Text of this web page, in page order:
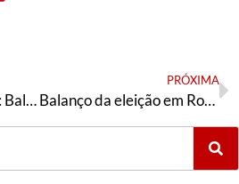
Podcast Episódio 120: Balanço das eleições, o resultado em Minas e no Recife e a solidariedade ao povo palestino
PRÓXIMA
Balanço da eleição em Roraima